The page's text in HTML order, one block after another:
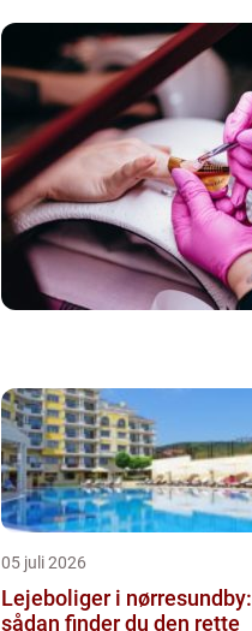
05 juli 2026
Lejeboliger i nørresundby:
sådan finder du den rette